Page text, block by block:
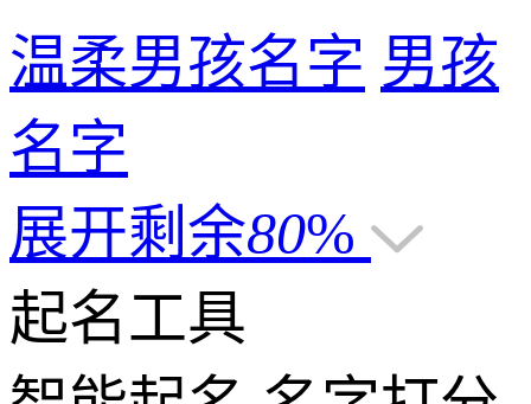
温柔男孩名字 男孩
名字
展开剩余80%
起名工具